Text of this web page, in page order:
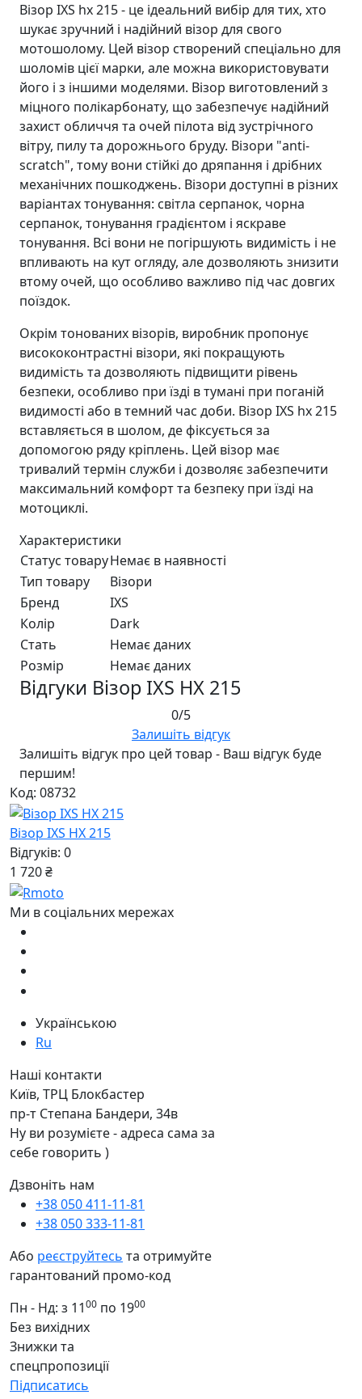
Візор IXS hx 215 - це ідеальний вибір для тих, хто
шукає зручний і надійний візор для свого
мотошолому. Цей візор створений спеціально для
шоломів цієї марки, але можна використовувати
його і з іншими моделями. Візор виготовлений з
міцного полікарбонату, що забезпечує надійний
захист обличчя та очей пілота від зустрічного
вітру, пилу та дорожнього бруду. Візори "anti-
scratch", тому вони стійкі до дряпання і дрібних
механічних пошкоджень. Візори доступні в різних
варіантах тонування: світла серпанок, чорна
серпанок, тонування градієнтом і яскраве
тонування. Всі вони не погіршують видимість і не
впливають на кут огляду, але дозволяють знизити
втому очей, що особливо важливо під час довгих
поїздок.
Окрім тонованих візорів, виробник пропонує
висококонтрастні візори, які покращують
видимість та дозволяють підвищити рівень
безпеки, особливо при їзді в тумані при поганій
видимості або в темний час доби. Візор IXS hx 215
вставляється в шолом, де фіксується за
допомогою ряду кріплень. Цей візор має
тривалий термін служби і дозволяє забезпечити
максимальний комфорт та безпеку при їзді на
мотоциклі.
Характеристики
Статус товаруНемає в наявності
Тип товару
Візори
Бренд
IXS
Колір
Dark
Стать
Немає даних
Розмір
Немає даних
Відгуки Візор IXS HX 215
0/5
Залишіть відгук
Залишіть відгук про цей товар - Ваш відгук буде
першим!
Код: 08732
Візор IXS HX 215
Відгуків: 0
1 720 ₴
Ми в соціальних мережах
Українською
Ru
Наші контакти
Київ, ТРЦ Блокбастер
пр-т Степана Бандери, 34в
Ну ви розумієте - адреса сама за
себе говорить )
Дзвоніть нам
+38 050 411-11-81
+38 050 333-11-81
Або реєструйтесь та отримуйте
гарантований промо-код
Пн - Нд: з 1100 по 1900
Без вихідних
Знижки та
спецпропозиції
Підписатись